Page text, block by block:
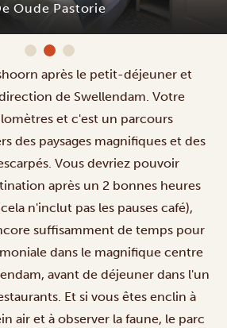
Oude Pastorie
après le petit-déjeuner et
de Swellendam. Votre
et c'est un parcours
des paysages magnifiques et des
Vous devriez pouvoir
après un 2 bonnes heures
n'inclut pas les pauses café),
suffisamment de temps pour
dans le magnifique centre
avant de déjeuner dans l'un
Et si vous êtes enclin à
air et à observer la faune, le parc